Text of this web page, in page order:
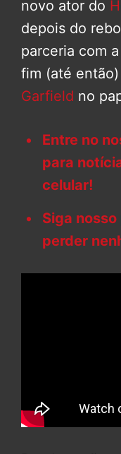
novo ator do
depois do
parceria com
fim (até
Garfield no
Entre no
para
celular!
Siga
perder